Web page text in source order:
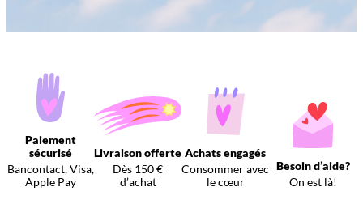
Paiement
sécurisé
Bancontact, Visa,
Apple Pay
Livraison offerte
Dès 150 €
d’achat
Achats engagés
Consommer avec
le cœur
Besoin d’aide?
On est là!